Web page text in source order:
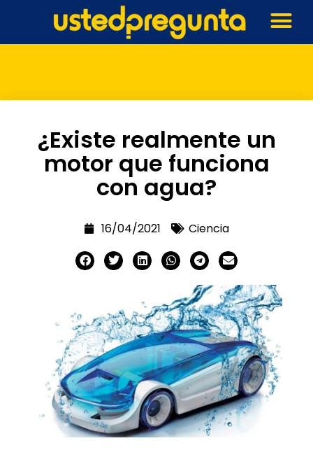
¿Existe realmente un
motor que funciona
con agua?
16/04/2021 Ciencia